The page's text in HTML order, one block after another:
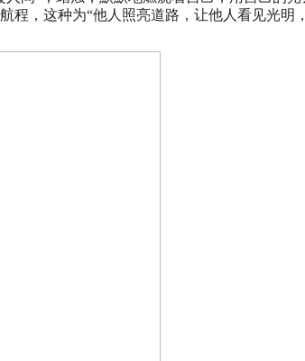
，这种为“他人照亮道路，让他人看见光明